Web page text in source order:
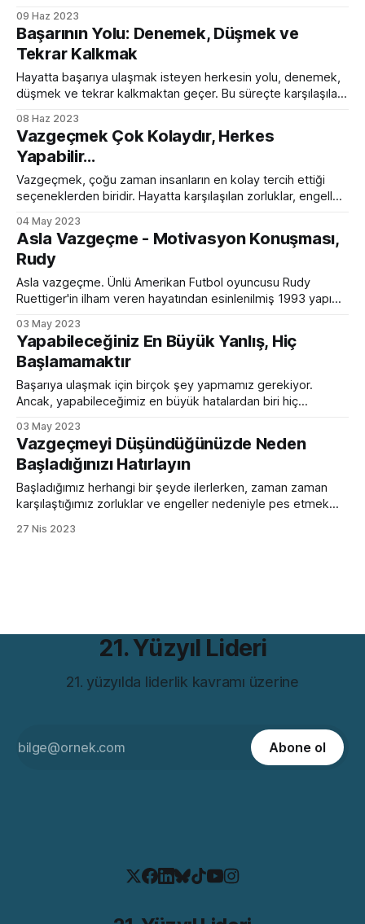
sürekli olarak akıp giden bilgi bombardımanı, insanları bir
şeyleri kaçırma korkusuyla sıkıştırıyor. Ancak son
zamanlarda, yeni bir kavram yavaş yavaş popülerlik
kazanıyor: JOMO, yani "
09 Haz 2023
Başarının Yolu: Denemek, Düşmek ve
Tekrar Kalkmak
Hayatta başarıya ulaşmak isteyen herkesin yolu, denemek,
düşmek ve tekrar kalkmaktan geçer. Bu süreçte karşılaşılan
ulaşmaktan alıkoyabilir gibi görünse de, önemli olan pes
etmemek ve her düştüğümüzde tekrar ayağa kalkmaktır.
İşte "Unutma! Geç başlayabilirsin, doğru yöne gittiğinden
emin olmayabilirsin, deneyip başarısız olabilirsin, defalarca
08 Haz 2023
Vazgeçmek Çok Kolaydır, Herkes
Yapabilir...
Vazgeçmek, çoğu zaman insanların en kolay tercih ettiği
seçeneklerden biridir. Hayatta karşılaşılan zorluklar, engeller,
harcanan emek, zaman ve sabır bazen insanları yorabilir.
İnsanlar, zorlandıklarında ve sıkıntıya düştüklerinde, daha
kolay bir yol aramak için vazgeçmeyi seçebilirler. Ancak,
vazgeçmek her zaman doğru bir seçenek değildir.
04 May 2023
Asla Vazgeçme - Motivasyon Konuşması,
Rudy
Asla vazgeçme. Ünlü Amerikan Futbol oyuncusu Rudy
Ruettiger'in ilham veren hayatından esinlenilmiş 1993 yapımı
vazgeçer keşke dersiniz, ya da sonuna kadar gider efsane
olursunuz. Vazgeçmeyi düşündüğünüzde neden
başladığınızı hatırlayınBaşladığımız herhangi bir şeyde
ilerlerken, zaman zaman karşılaştığımız zorluklar ve engeller
nedeniyle pes
03 May 2023
Yapabileceğiniz En Büyük Yanlış, Hiç
Başlamamaktır
Başarıya ulaşmak için birçok şey yapmamız gerekiyor.
Ancak, yapabileceğimiz en büyük hatalardan biri hiç
adımıdır ve eyleme geçmenin en önemli yoludur. İster bir iş
girişiminde bulunmak, ister bir projeye başlamak ya da
sadece bir hobi edinmek isteyin, yapabileceğiniz en büyük
yanlış hiç başlamamaktır.
03 May 2023
Vazgeçmeyi Düşündüğünüzde Neden
Başladığınızı Hatırlayın
Başladığımız herhangi bir şeyde ilerlerken, zaman zaman
karşılaştığımız zorluklar ve engeller nedeniyle pes etmek
yeniden kazanmamız gerekiyor. Peki, bu motivasyonu nasıl
27 Nis 2023
21. Yüzyıl Lideri
21. yüzyılda liderlik kavramı üzerine
Abone ol